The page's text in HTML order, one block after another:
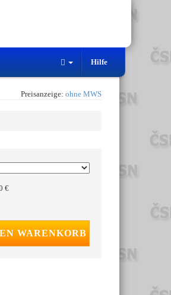
Hilfe
Preisanzeige: ohne MWS
€
WARENKORB